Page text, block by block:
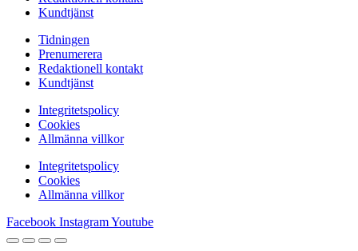
Kundtjänst
Tidningen
Prenumerera
Redaktionell kontakt
Kundtjänst
Integritetspolicy
Cookies
Allmänna villkor
Integritetspolicy
Cookies
Allmänna villkor
Facebook InstagramYoutube